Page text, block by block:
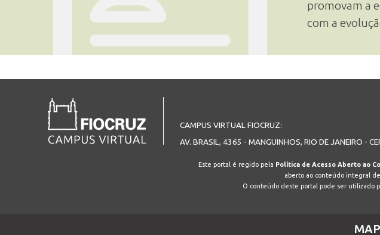
promovam a
com a
CAMPUS VIRTUAL FIOCRUZ:
AV. BRASIL, 4365 - MANGUINHOS, RIO DE JANEIRO -
Este portal é regido pela Política de Acesso Aberto ao
aberto ao conteúdo integral
O conteúdo deste portal pode ser utilizado